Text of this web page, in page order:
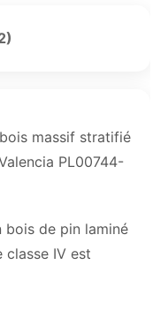
massif stratifié
PL00744-
de pin laminé
IV est